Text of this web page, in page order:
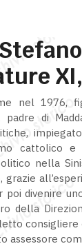
nel 1976,
padre di
cattolico
nella
grazie
poi divenire
della
consigliere
assessore